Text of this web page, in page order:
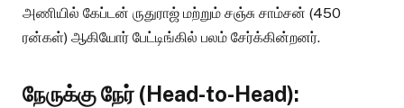
அணியில் கேப்டன் ருதுராஜ் மற்றும் சஞ்சு சாம்சன் (450
ரன்கள்) ஆகியோர் பேட்டிங்கில் பலம் சேர்க்கின்றனர்.
நேருக்கு நேர் (Head-to-Head):